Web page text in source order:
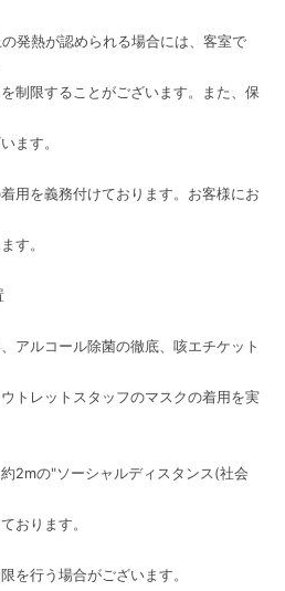
発熱が認められる場合には、客室で
制限することがございます。また、保
ます。
用を義務付けております。お客様にお
す。
アルコール除菌の徹底、咳エチケット
トレットスタッフのマスクの着用を実
2mの"ソーシャルディスタンス(社会
おります。
を行う場合がございます。